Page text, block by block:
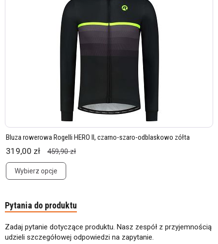
Bluza rowerowa Rogelli HERO II, czarno-szaro-odblaskowo zółta
319,00 zł 459,90 zł
Wybierz opcje
Pytania do produktu
Zadaj pytanie dotyczące produktu. Nasz zespół z przyjemnością
udzieli szczegółowej odpowiedzi na zapytanie.